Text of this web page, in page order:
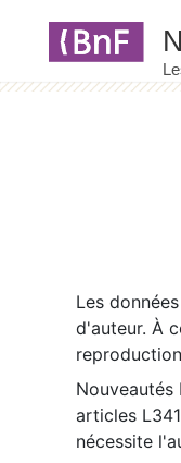
Les
d'auteur. À
Nouveautés
articles
nécessite